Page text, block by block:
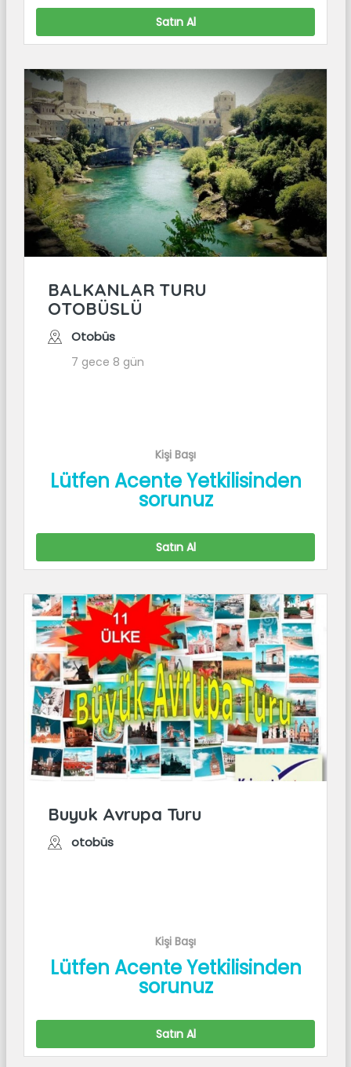
Satın Al
BALKANLAR TURU
OTOBÜSLÜ
Otobüs
7 gece 8 gün
Kişi Başı
Lütfen Acente Yetkilisinden
sorunuz
Satın Al
Buyuk Avrupa Turu
otobüs
Kişi Başı
Lütfen Acente Yetkilisinden
sorunuz
Satın Al